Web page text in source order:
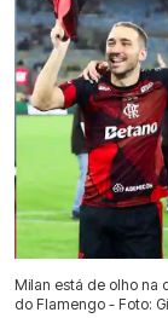
Milan está de olho na
do Flamengo - Foto: